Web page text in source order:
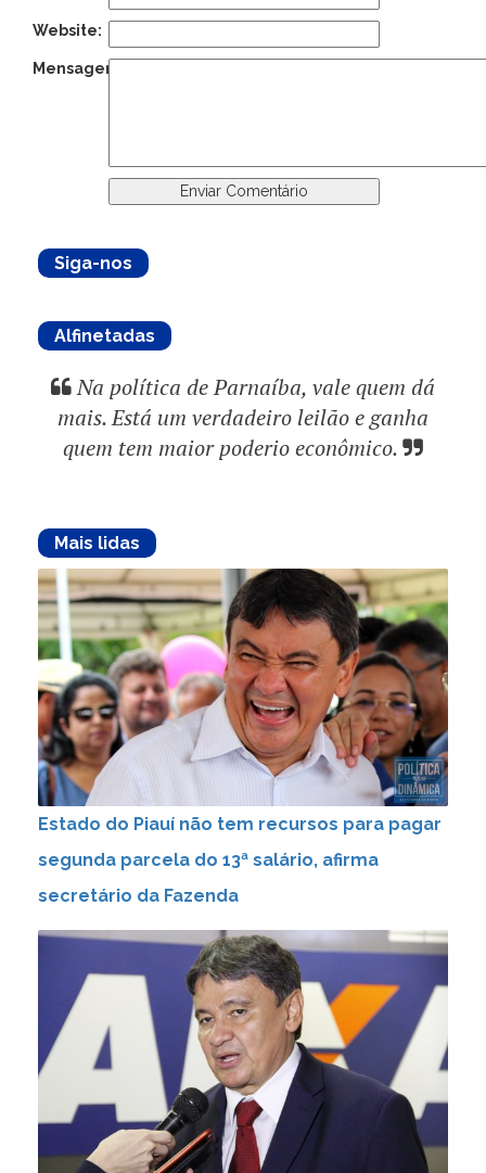
Website:
Mensagem:
Siga-nos
Alfinetadas
Na política de Parnaíba, vale quem dá
mais. Está um verdadeiro leilão e ganha
quem tem maior poderio econômico.
Mais lidas
Estado do Piauí não tem recursos para pagar
segunda parcela do 13ª salário, afirma
secretário da Fazenda